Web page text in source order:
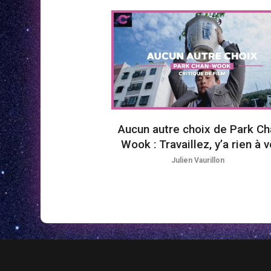
Aucun autre choix de Park
Wook : Travaillez, y’a rien à
Julien Vaurillon